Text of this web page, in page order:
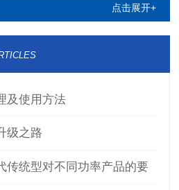
点击展开+
及使用方法
级之路
传统型对不同功率产品的要